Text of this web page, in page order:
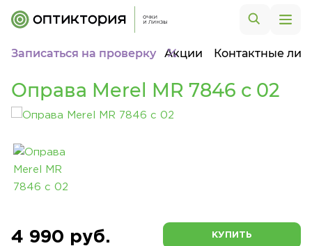
Записаться на проверку Акции Контактные
Оправа Merel MR 7846 с 02
4 990 руб. КУПИТЬ